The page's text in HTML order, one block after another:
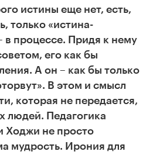
истины еще нет, есть,
только «истина-
в процессе. Придя к нему
его как бы
А он – как бы только
В этом и смысл
которая не передается,
людей. Педагогика
Ходжи не просто
мудрость. Ирония для